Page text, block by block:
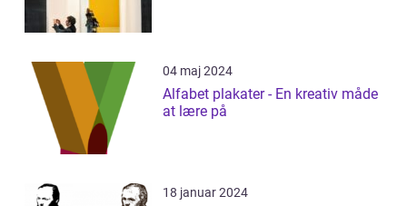
04 maj 2024
Alfabet plakater - En kreativ måde
at lære på
18 januar 2024